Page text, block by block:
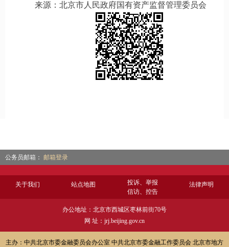
来源： 北京市人民政府国有资产监督管理委员会
公务员邮箱： 邮箱登录
关于我们 站点地图
投诉、举报
信访、控告
法律声明
办公地址：北京市西城区枣林前街70号
网 址：jrj.beijing.gov.cn
主办：中共北京市委金融委员会办公室 中共北京市委金融工作委员会 北京市地方